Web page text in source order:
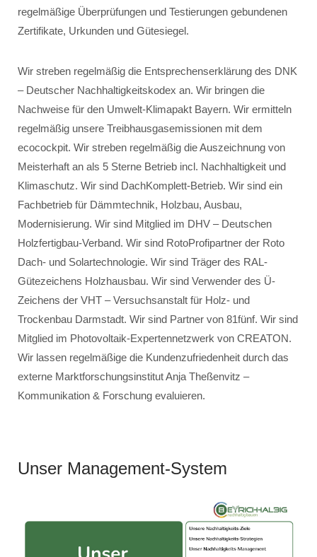
regelmäßige Überprüfungen und Testierungen gebundenen
Zertifikate, Urkunden und Gütesiegel.
Wir streben regelmäßig die Entsprechenserklärung des DNK
– Deutscher Nachhaltigkeitskodex an. Wir bringen die
Nachweise für den Umwelt-Klimapakt Bayern. Wir ermitteln
regelmäßig unsere Treibhausgasemissionen mit dem
ecocockpit. Wir streben regelmäßig die Auszeichnung von
Meisterhaft an als 5 Sterne Betrieb incl. Nachhaltigkeit und
Klimaschutz. Wir sind DachKomplett-Betrieb. Wir sind ein
Fachbetrieb für Dämmtechnik, Holzbau, Ausbau,
Modernisierung. Wir sind Mitglied im DHV – Deutschen
Holzfertigbau-Verband. Wir sind RotoProfipartner der Roto
Dach- und Solartechnologie. Wir sind Träger des RAL-
Gütezeichens Holzhausbau. Wir sind Verwender des Ü-
Zeichens der VHT – Versuchsanstalt für Holz- und
Trockenbau Darmstadt. Wir sind Partner von 81fünf. Wir sind
Mitglied im Photovoltaik-Expertennetzwerk von CREATON.
Wir lassen regelmäßige die Kundenzufriedenheit durch das
externe Marktforschungsinstitut Anja Theßenvitz –
Kommunikation & Forschung evaluieren.
Unser Management-System